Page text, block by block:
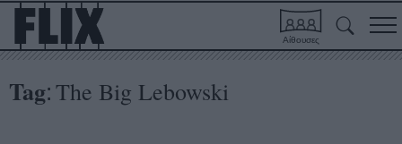
Αίθουσες
Tag: The Big Lebowski